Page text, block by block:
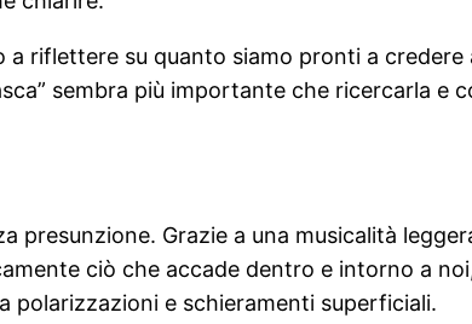
riflettere su quanto siamo pronti a credere
sembra più importante che ricercarla e
presunzione. Grazie a una musicalità
ciò che accade dentro e intorno a
polarizzazioni e schieramenti superficiali.